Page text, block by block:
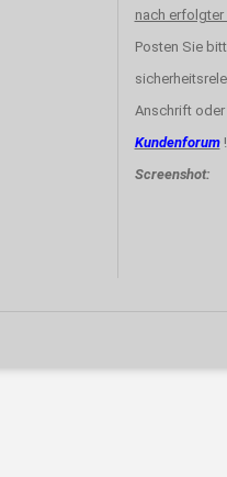
nach erfolgter
Posten Sie
Anschrift oder
Kundenforum!
Screenshot: